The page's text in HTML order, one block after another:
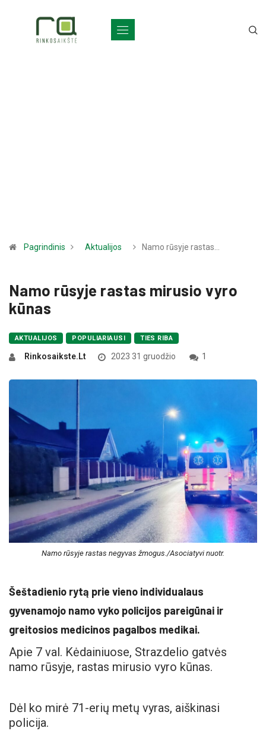
Pagrindinis Aktualijos Namo rūsyje rastas…
Namo rūsyje rastas mirusio vyro
kūnas
AKTUALIJOS POPULIARIAUSI TIES RIBA
Rinkosaikste.lt 2023 31 gruodžio 1
Namo rūsyje rastas negyvas žmogus./Asociatyvi nuotr.
Šeštadienio rytą prie vieno individualaus
gyvenamojo namo vyko policijos pareigūnai ir
greitosios medicinos pagalbos medikai.
Apie 7 val. Kėdainiuose, Strazdelio gatvės
namo rūsyje, rastas mirusio vyro kūnas.
Dėl ko mirė 71-erių metų vyras, aiškinasi
policija.